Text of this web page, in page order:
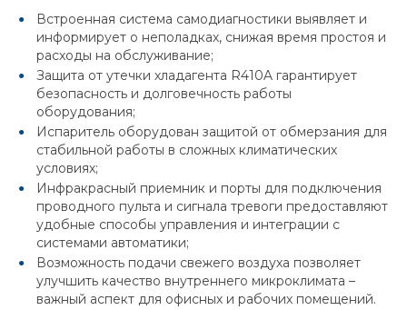
Встроенная система самодиагностики выявляет и
информирует о неполадках, снижая время простоя и
расходы на обслуживание;
Защита от утечки хладагента R410A гарантирует
безопасность и долговечность работы
оборудования;
Испаритель оборудован защитой от обмерзания для
стабильной работы в сложных климатических
условиях;
Инфракрасный приемник и порты для подключения
проводного пульта и сигнала тревоги предоставляют
удобные способы управления и интеграции с
системами автоматики;
Возможность подачи свежего воздуха позволяет
улучшить качество внутреннего микроклимата –
важный аспект для офисных и рабочих помещений.